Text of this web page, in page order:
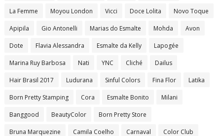
La Femme Moyou London Vicci Doce Lolita Novo Toque
Apipila Gio Antonelli Marias do Esmalte Mohda Avon
Dote Flavia Alessandra Esmalte da Kelly Lapogée
Marina Ruy Barbosa Nati YNC Cliché Dailus
Hair Brasil 2017 Ludurana Sinful Colors Fina Flor Latika
Born Pretty Stamping Cora Esmalte Bonito Milani
Banggood BeautyColor Born Pretty Store
Bruna Marquezine Camila Coelho Carnaval Color Club